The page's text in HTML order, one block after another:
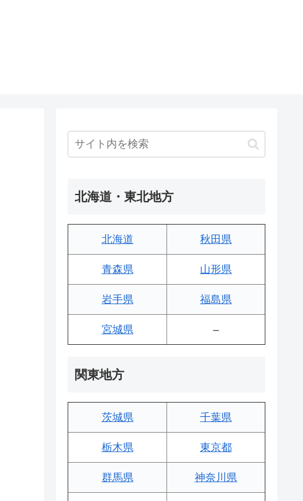
北海道・東北地方
北海道 秋田県
青森県 山形県
岩手県 福島県
宮城県 –
関東地方
茨城県 千葉県
栃木県 東京都
群馬県 神奈川県